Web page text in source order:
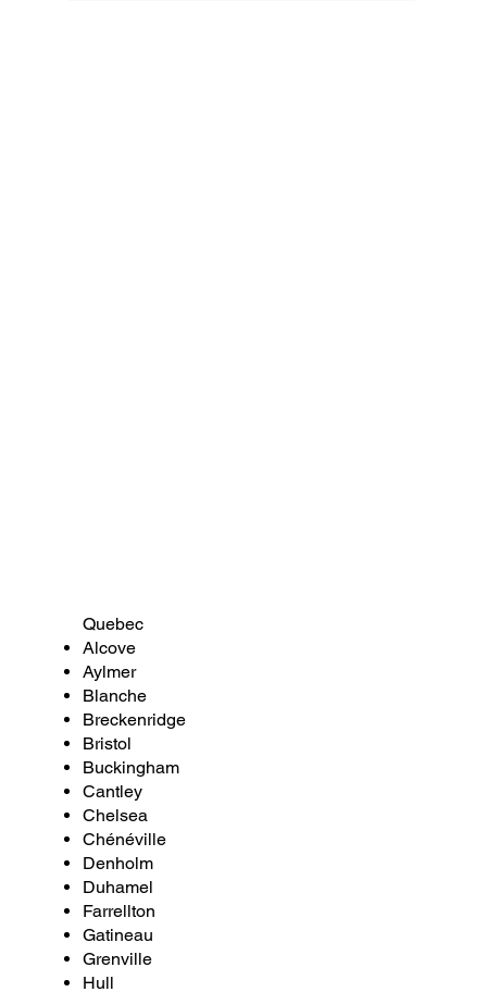
Quebec
Alcove
Aylmer
Blanche
Breckenridge
Bristol
Buckingham
Cantley
Chelsea
Chénéville
Denholm
Duhamel
Farrellton
Gatineau
Grenville
Hull